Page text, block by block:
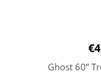
€
Ghost 60”